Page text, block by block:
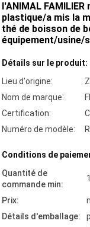
l'ANIMAL
plastique/a mis la
thé de boisson de
équipement/usine/
Détails sur le produit:
Lieu d'origine:
Nom de marque:
Certification:
Numéro de modèle:
Conditions de
Quantité de
commande min:
Prix:
Détails d'emballage: